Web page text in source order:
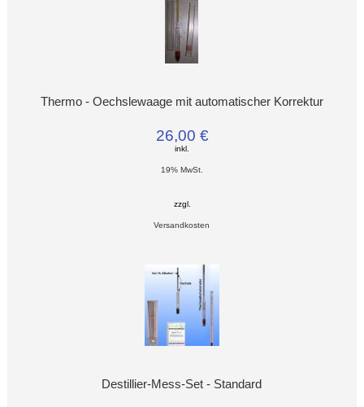
Thermo - Oechslewaage mit automatischer Korrektur
26,00 €
inkl.
19% MwSt.
zzgl.
Versandkosten
Destillier-Mess-Set - Standard